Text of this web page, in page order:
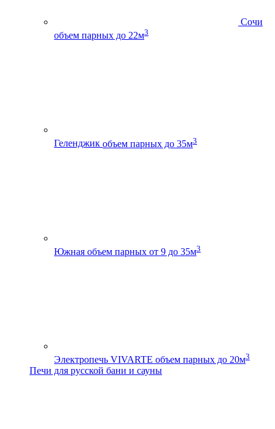
Сочи
объем парных до 22м3
Геленджик объем парных до 35м3
Южная объем парных от 9 до 35м3
Электропечь VIVARTE объем парных до 20м3
Печи для русской бани и сауны